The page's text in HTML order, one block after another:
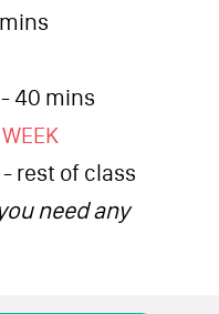
40 mins
rest of class
need any